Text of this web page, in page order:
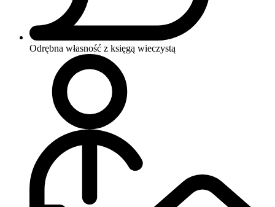
Odrębna własność z księgą wieczystą